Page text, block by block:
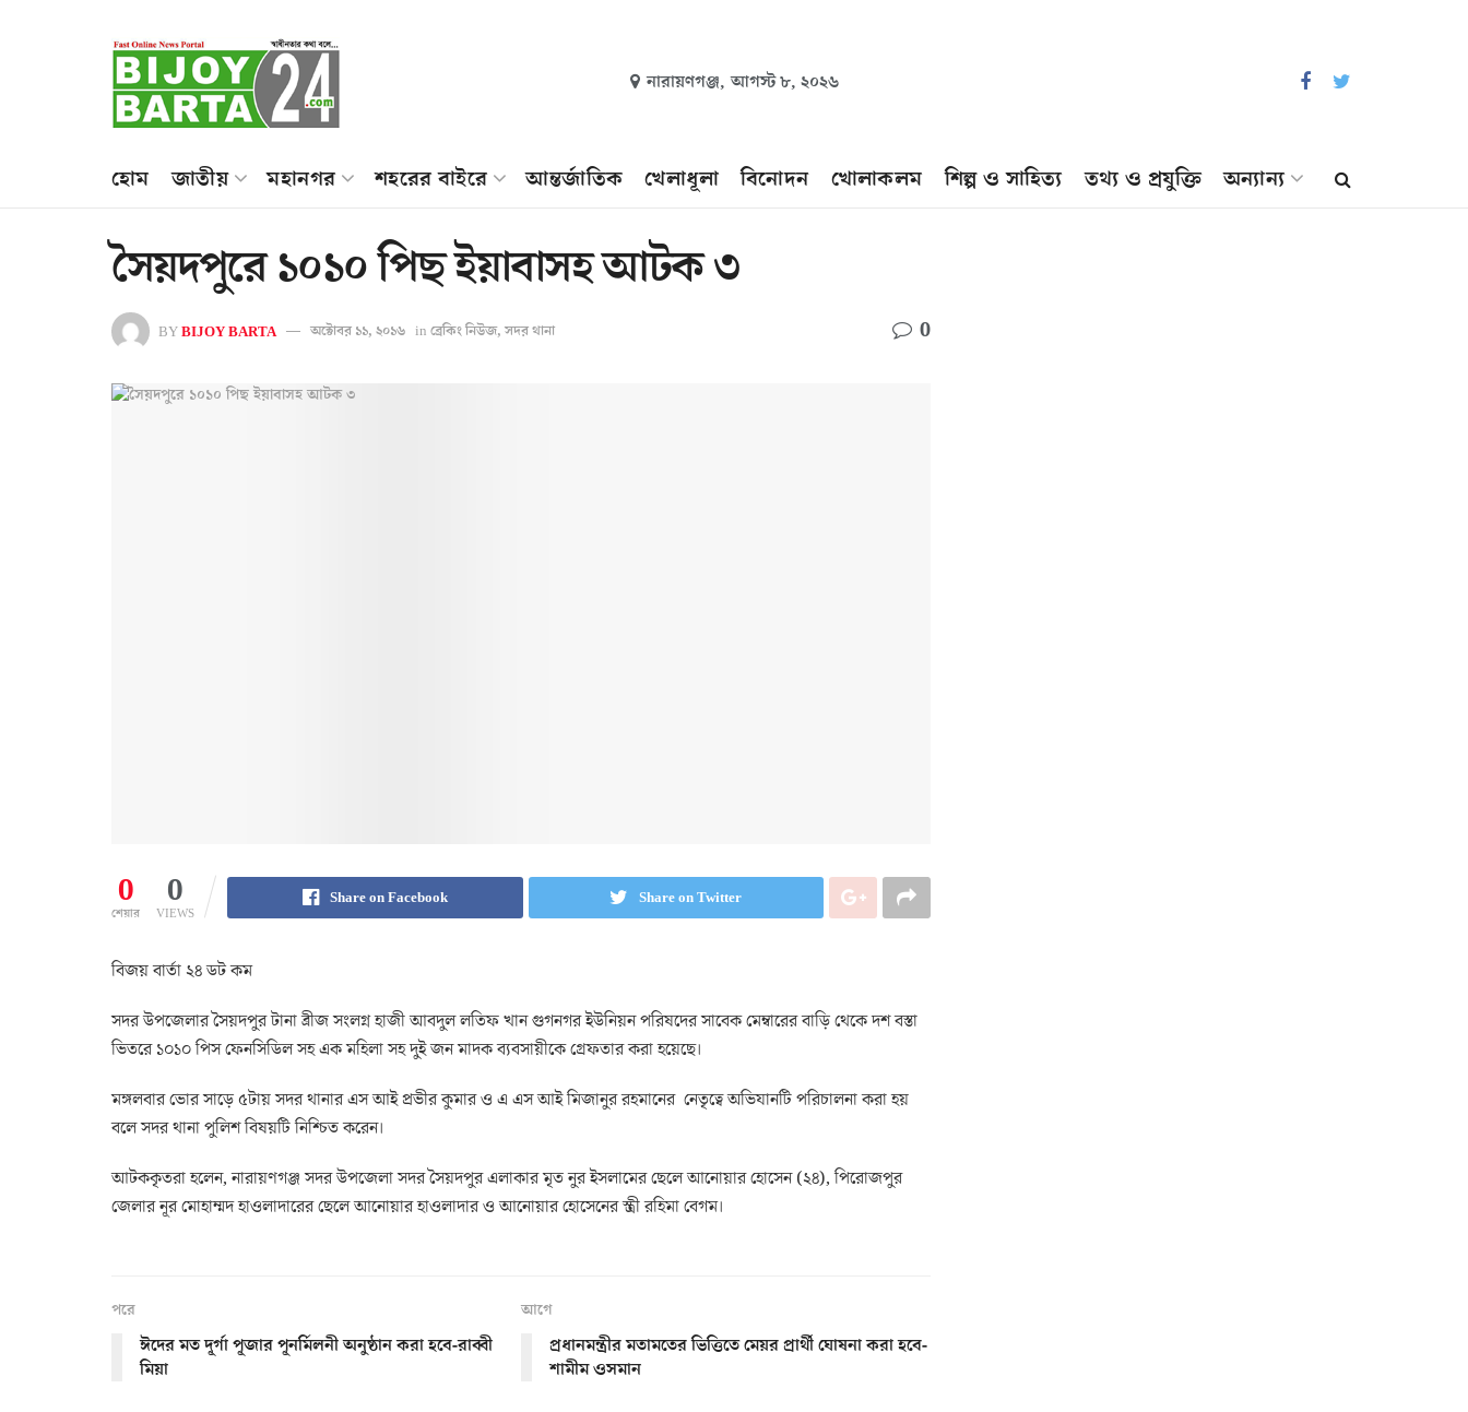
নারায়ণগঞ্জ, আগস্ট ৮, ২০২৬
হোম জাতীয় মহানগর শহরের বাইরে আন্তর্জাতিক খেলাধূলা বিনোদন খোলাকলম শিল্প ও সাহিত্য তথ্য ও প্রযুক্তি অন্যান্য
সৈয়দপুরে ১০১০ পিছ ইয়াবাসহ আটক ৩
BYBIJOY BARTA অক্টোবর ১১, ২০১৬ in ব্রেকিং নিউজ, সদর থানা 0
0
শেয়ার
0
VIEWS
Share on Facebook Share on Twitter
বিজয় বার্তা ২৪ ডট কম
সদর উপজেলার সৈয়দপুর টানা ব্রীজ সংলগ্ন হাজী আবদুল লতিফ খান গুগনগর ইউনিয়ন পরিষদের সাবেক মেম্বারের বাড়ি থেকে দশ বস্তা
ভিতরে ১০১০ পিস ফেনসিডিল সহ এক মহিলা সহ দুই জন মাদক ব্যবসায়ীকে গ্রেফতার করা হয়েছে।
মঙ্গলবার ভোর সাড়ে ৫টায় সদর থানার এস আই প্রভীর কুমার ও এ এস আই মিজানুর রহমানের নেতৃত্বে অভিযানটি পরিচালনা করা হয়
বলে সদর থানা পুলিশ বিষয়টি নিশ্চিত করেন।
আটককৃতরা হলেন, নারায়ণগঞ্জ সদর উপজেলা সদর সৈয়দপুর এলাকার মৃত নুর ইসলামের ছেলে আনোয়ার হোসেন (২৪), পিরোজপুর
জেলার নূর মোহাম্মদ হাওলাদারের ছেলে আনোয়ার হাওলাদার ও আনোয়ার হোসেনের স্ত্রী রহিমা বেগম।
পরে
ঈদের মত দূর্গা পূজার পূনর্মিলনী অনুষ্ঠান করা হবে-রাব্বী
মিয়া
আগে
প্রধানমন্ত্রীর মতামতের ভিত্তিতে মেয়র প্রার্থী ঘোষনা করা হবে-
শামীম ওসমান